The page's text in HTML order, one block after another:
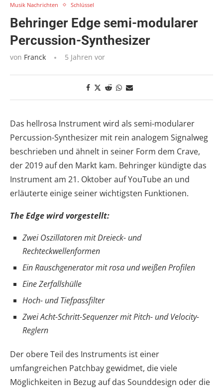
Musik Nachrichten Schlüssel
Behringer Edge semi-modularer
Percussion-Synthesizer
von Franck 5 Jahren vor
Das hellrosa Instrument wird als semi-modularer
Percussion-Synthesizer mit rein analogem Signalweg
beschrieben und ähnelt in seiner Form dem Crave,
der 2019 auf den Markt kam. Behringer kündigte das
Instrument am 21. Oktober auf YouTube an und
erläuterte einige seiner wichtigsten Funktionen.
The Edge wird vorgestellt:
Zwei Oszillatoren mit Dreieck- und
Rechteckwellenformen
Ein Rauschgenerator mit rosa und weißen Profilen
Eine Zerfallshülle
Hoch- und Tiefpassfilter
Zwei Acht-Schritt-Sequenzer mit Pitch- und Velocity-
Reglern
Der obere Teil des Instruments ist einer
umfangreichen Patchbay gewidmet, die viele
Möglichkeiten in Bezug auf das Sounddesign oder die